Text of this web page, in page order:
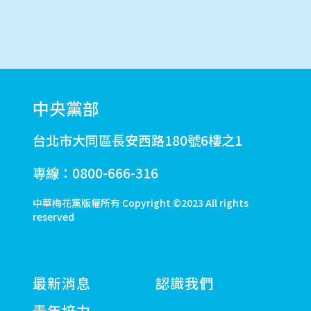
中央黨部
台北市大同區長安西路180號6樓之1
專線：0800-666-316
中華梅花黨版權所有 Copyright ©2023 All rights
reserved
最新消息
認識我們